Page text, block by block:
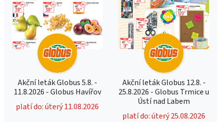
Akční leták Globus 5.8. -
11.8.2026 - Globus Havířov
platí do: úterý 11.08.2026
Akční leták Globus 12.8. -
25.8.2026 - Globus Trmice u
Ústí nad Labem
platí do: úterý 25.08.2026